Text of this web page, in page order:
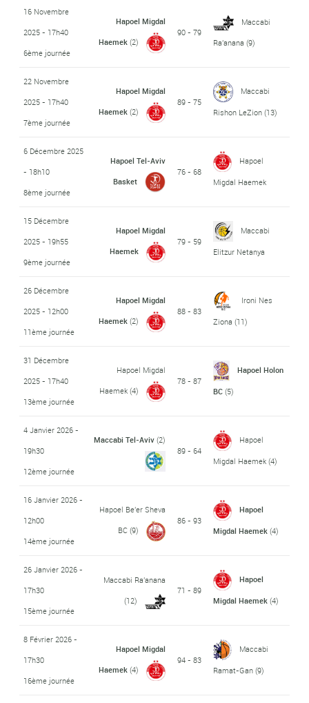
16 Novembre
2025 - 17h40
6ème journée
Hapoel Migdal
Haemek (2)
90 - 79
Maccabi
Ra'anana (9)
22 Novembre
2025 - 17h40
7ème journée
Hapoel Migdal
Haemek (2)
89 - 75
Maccabi
Rishon LeZion(13)
6 Décembre 2025
- 18h10
8ème journée
Hapoel Tel-Aviv
Basket
76 - 68
Hapoel
Migdal Haemek
15 Décembre
2025 - 19h55
9ème journée
Hapoel Migdal
Haemek
79 - 59
Maccabi
Elitzur Netanya
26 Décembre
2025 - 12h00
11ème journée
Hapoel Migdal
Haemek (2)
88 - 83
Ironi Nes
Ziona (11)
31 Décembre
2025 - 17h40
13ème journée
Hapoel Migdal
Haemek (4)
78 - 87
Hapoel Holon
BC(5)
4 Janvier 2026 -
19h30
12ème journée
Maccabi Tel-Aviv(2)
89 - 64
Hapoel
Migdal Haemek(4)
16 Janvier 2026 -
12h00
14ème journée
Hapoel Be'er Sheva
BC (9)
86 - 93
Hapoel
Migdal Haemek(4)
26 Janvier 2026 -
17h30
15ème journée
Maccabi Ra'anana
(12)
71 - 89
Hapoel
Migdal Haemek(4)
8 Février 2026 -
17h30
16ème journée
Hapoel Migdal
Haemek (4)
94 - 83
Maccabi
Ramat-Gan(9)